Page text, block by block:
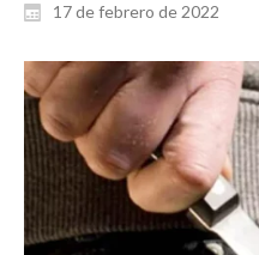
17 de febrero de 2022